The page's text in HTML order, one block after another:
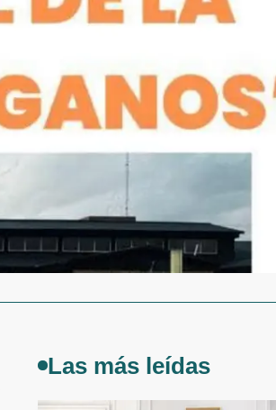
Las más leídas